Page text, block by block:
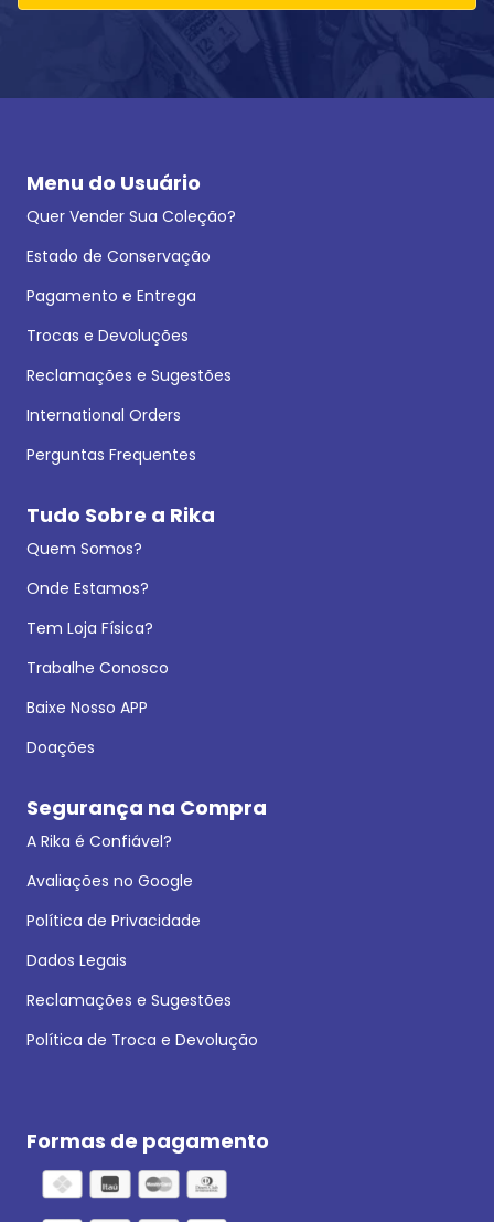
Menu do Usuário
Quer Vender Sua Coleção?
Estado de Conservação
Pagamento e Entrega
Trocas e Devoluções
Reclamações e Sugestões
International Orders
Perguntas Frequentes
Tudo Sobre a Rika
Quem Somos?
Onde Estamos?
Tem Loja Física?
Trabalhe Conosco
Baixe Nosso APP
Doações
Segurança na Compra
A Rika é Confiável?
Avaliações no Google
Política de Privacidade
Dados Legais
Reclamações e Sugestões
Política de Troca e Devolução
Formas de pagamento